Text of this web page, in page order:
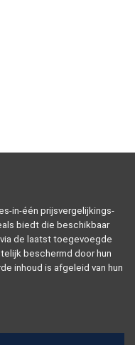
in-één prijsvergelijkings-
biedt die beschikbaar
de laatst toegevoegde
beschermd door hun
inhoud is afgeleid van hun